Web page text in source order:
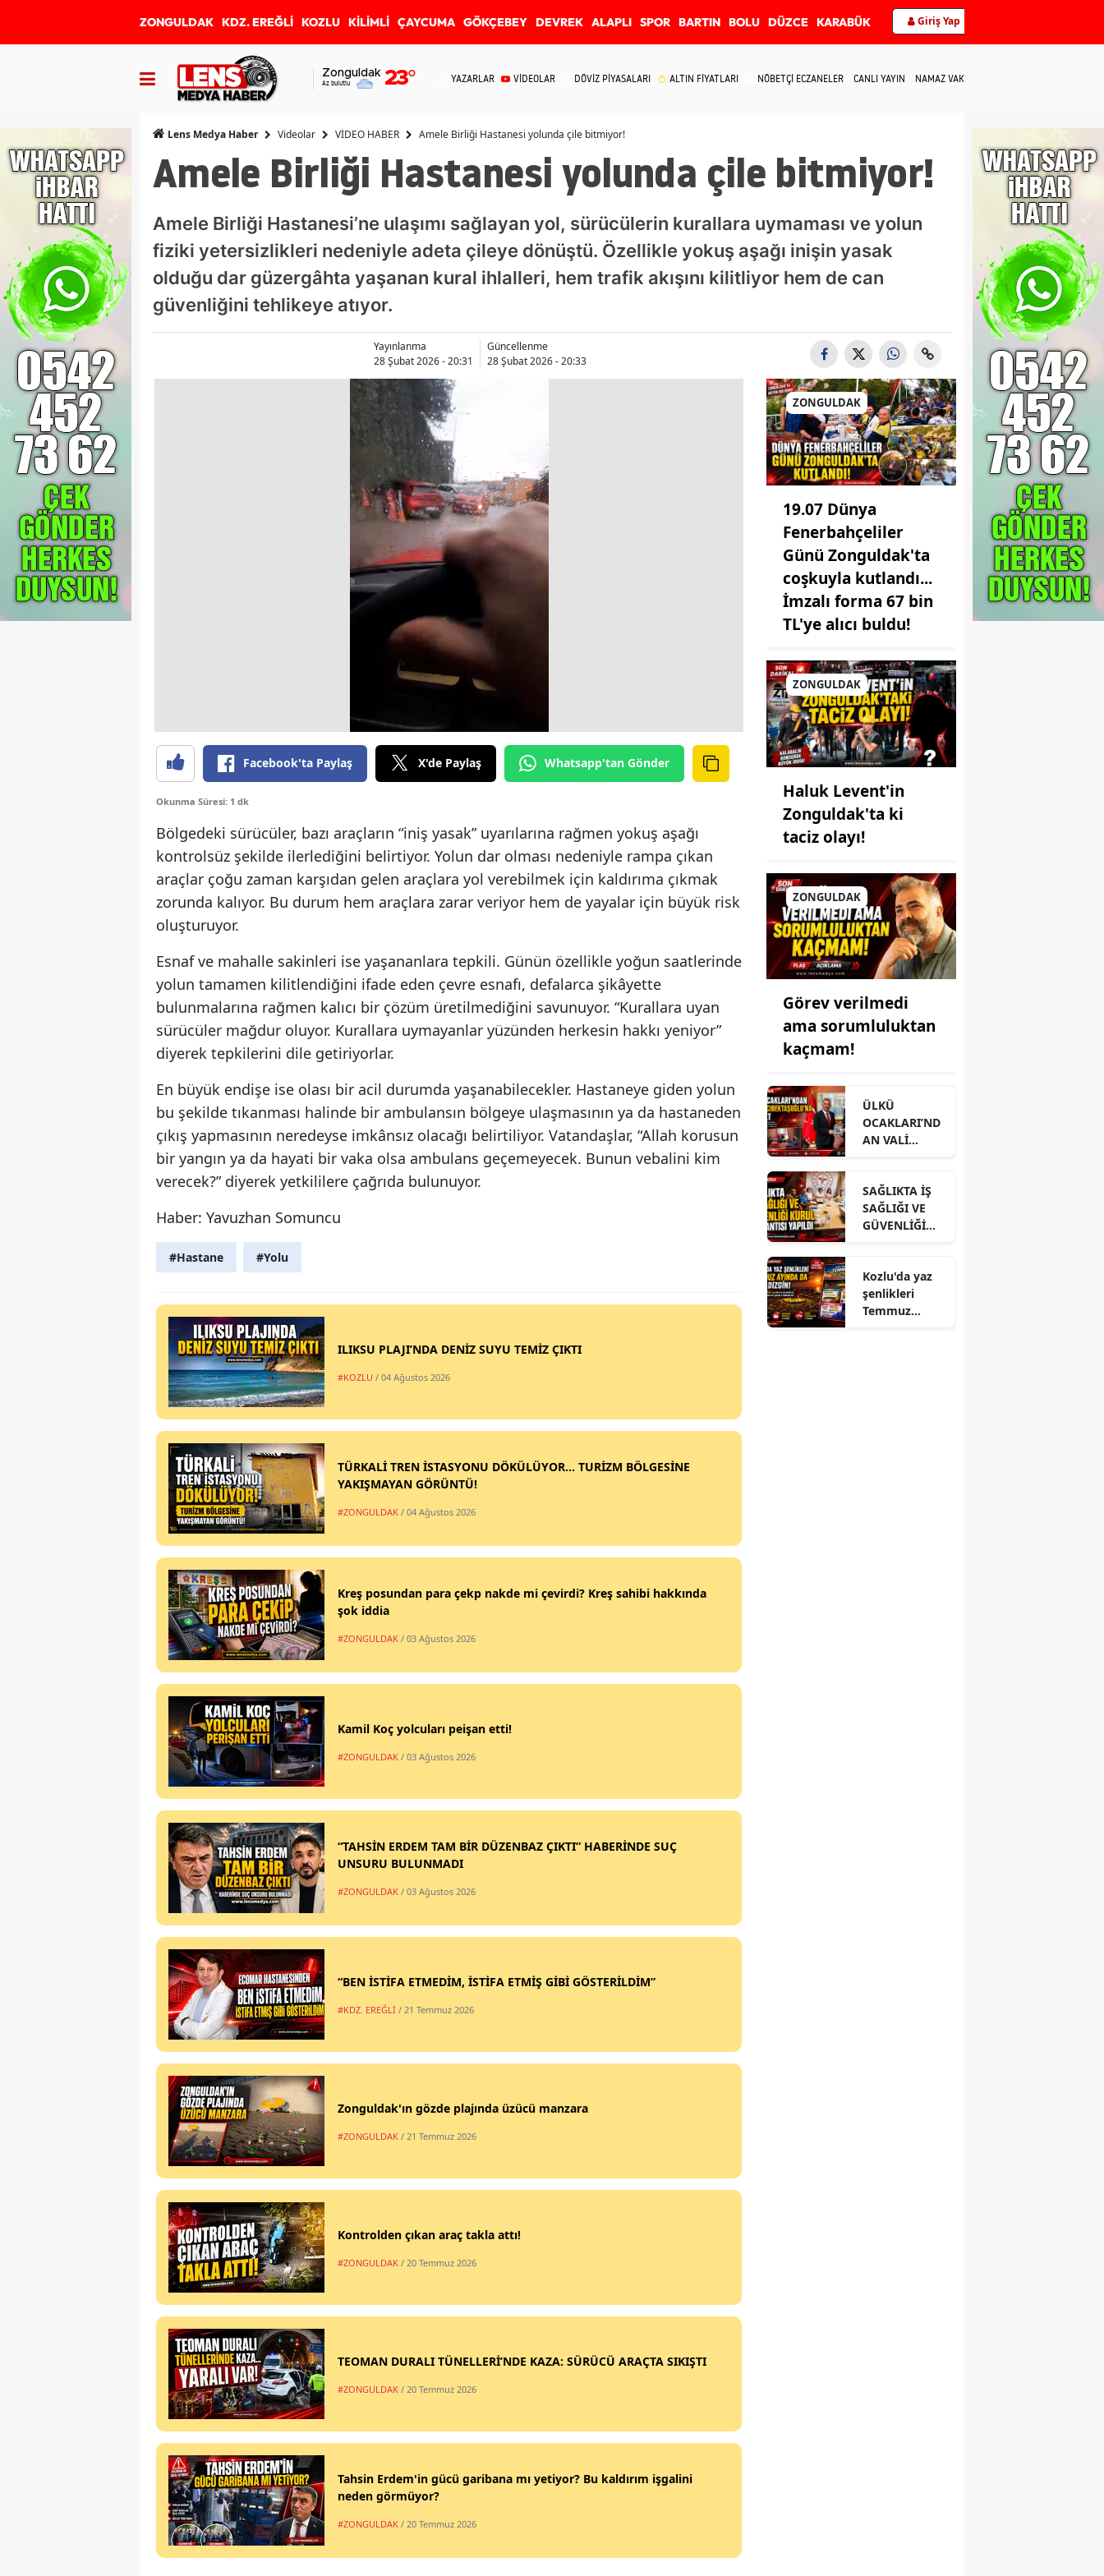
ZONGULDAK KDZ. EREĞLİ KOZLU KİLİMLİ ÇAYCUMA GÖKÇEBEY DEVREK ALAPLI SPOR BARTIN BOLU DÜZCE KARABÜK Giriş Yap
Zonguldak
Az bulutlu 23° YAZARLAR VİDEOLAR DÖVİZ PİYASALARI ALTIN FİYATLARI NÖBETÇİ ECZANELER CANLI YAYIN NAMAZ VAKİTLERİ
Lens Medya Haber Videolar VİDEO HABER Amele Birliği Hastanesi yolunda çile bitmiyor!
Amele Birliği Hastanesi yolunda çile bitmiyor!
Amele Birliği Hastanesi’ne ulaşımı sağlayan yol, sürücülerin kurallara uymaması ve yolun
fiziki yetersizlikleri nedeniyle adeta çileye dönüştü. Özellikle yokuş aşağı inişin yasak
olduğu dar güzergâhta yaşanan kural ihlalleri, hem trafik akışını kilitliyor hem de can
güvenliğini tehlikeye atıyor.
Yayınlanma
28 Şubat 2026 - 20:31
Güncellenme
28 Şubat 2026 - 20:33
Facebook'ta Paylaş X'de Paylaş Whatsapp'tan Gönder
Okunma Süresi: 1 dk
Bölgedeki sürücüler, bazı araçların “iniş yasak” uyarılarına rağmen yokuş aşağı
kontrolsüz şekilde ilerlediğini belirtiyor. Yolun dar olması nedeniyle rampa çıkan
araçlar çoğu zaman karşıdan gelen araçlara yol verebilmek için kaldırıma çıkmak
zorunda kalıyor. Bu durum hem araçlara zarar veriyor hem de yayalar için büyük risk
oluşturuyor.
Esnaf ve mahalle sakinleri ise yaşananlara tepkili. Günün özellikle yoğun saatlerinde
yolun tamamen kilitlendiğini ifade eden çevre esnafı, defalarca şikâyette
bulunmalarına rağmen kalıcı bir çözüm üretilmediğini savunuyor. “Kurallara uyan
sürücüler mağdur oluyor. Kurallara uymayanlar yüzünden herkesin hakkı yeniyor”
diyerek tepkilerini dile getiriyorlar.
En büyük endişe ise olası bir acil durumda yaşanabilecekler. Hastaneye giden yolun
bu şekilde tıkanması halinde bir ambulansın bölgeye ulaşmasının ya da hastaneden
çıkış yapmasının neredeyse imkânsız olacağı belirtiliyor. Vatandaşlar, “Allah korusun
bir yangın ya da hayati bir vaka olsa ambulans geçemeyecek. Bunun vebalini kim
verecek?” diyerek yetkililere çağrıda bulunuyor.
Haber: Yavuzhan Somuncu
#Hastane #Yolu
ILIKSU PLAJI’NDA DENİZ SUYU TEMİZ ÇIKTI
#KOZLU / 04 Ağustos 2026
TÜRKALİ TREN İSTASYONU DÖKÜLÜYOR... TURİZM BÖLGESİNE
YAKIŞMAYAN GÖRÜNTÜ!
#ZONGULDAK / 04 Ağustos 2026
Kreş posundan para çekp nakde mi çevirdi? Kreş sahibi hakkında
şok iddia
#ZONGULDAK / 03 Ağustos 2026
Kamil Koç yolcuları peişan etti!
#ZONGULDAK / 03 Ağustos 2026
“TAHSİN ERDEM TAM BİR DÜZENBAZ ÇIKTI” HABERİNDE SUÇ
UNSURU BULUNMADI
#ZONGULDAK / 03 Ağustos 2026
“BEN İSTİFA ETMEDİM, İSTİFA ETMİŞ GİBİ GÖSTERİLDİM”
#KDZ. EREĞLİ / 21 Temmuz 2026
Zonguldak'ın gözde plajında üzücü manzara
#ZONGULDAK / 21 Temmuz 2026
Kontrolden çıkan araç takla attı!
#ZONGULDAK / 20 Temmuz 2026
TEOMAN DURALI TÜNELLERİ’NDE KAZA: SÜRÜCÜ ARAÇTA SIKIŞTI
#ZONGULDAK / 20 Temmuz 2026
Tahsin Erdem'in gücü garibana mı yetiyor? Bu kaldırım işgalini
neden görmüyor?
#ZONGULDAK / 20 Temmuz 2026
ZONGULDAK
19.07 Dünya
Fenerbahçeliler
Günü Zonguldak'ta
coşkuyla kutlandı...
İmzalı forma 67 bin
TL'ye alıcı buldu!
ZONGULDAK
Haluk Levent'in
Zonguldak'ta ki
taciz olayı!
ZONGULDAK
Görev verilmedi
ama sorumluluktan
kaçmam!
ÜLKÜ
OCAKLARI’ND
AN VALİ
ZİYARET
SAĞLIKTA İŞ
SAĞLIĞI VE
GÜVENLİĞİ
YAPILDI
Kozlu'da yaz
şenlikleri
Temmuz